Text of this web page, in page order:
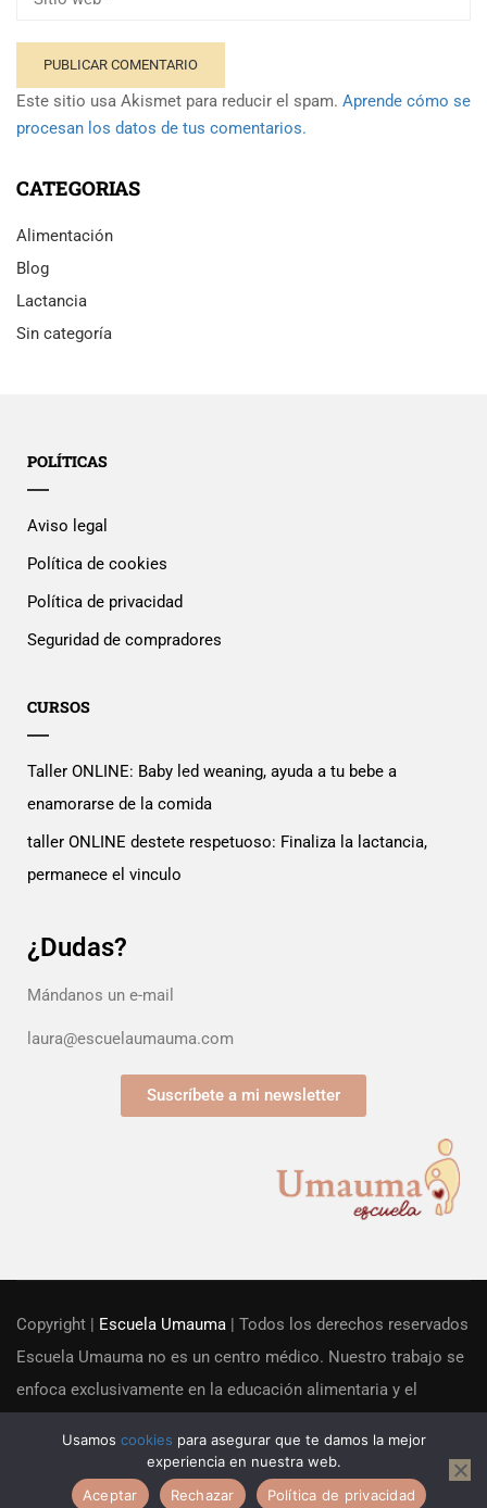
Este sitio usa Akismet para reducir el spam. Aprende cómo se
procesan los datos de tus comentarios.
CATEGORIAS
Alimentación
Blog
Lactancia
Sin categoría
POLÍTICAS
Aviso legal
Política de cookies
Política de privacidad
Seguridad de compradores
CURSOS
Taller ONLINE: Baby led weaning, ayuda a tu bebe a
enamorarse de la comida
taller ONLINE destete respetuoso: Finaliza la lactancia,
permanece el vinculo
¿Dudas?
Mándanos un e-mail
laura@escuelaumauma.com
Suscríbete a mi newsletter
Copyright | Escuela Umauma | Todos los derechos reservados
Escuela Umauma no es un centro médico. Nuestro trabajo se
enfoca exclusivamente en la educación alimentaria y el
No realizamos actividades sanitarias ni diagnósticos clínicos.
Usamos cookies para asegurar que te damos la mejor
experiencia en nuestra web.
Aceptar
Rechazar Política de privacidad